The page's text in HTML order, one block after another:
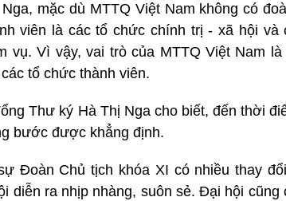
mặc dù MTTQ Việt Nam không có
viên là các tổ chức chính trị - xã hội và
vụ. Vì vậy, vai trò của MTTQ Việt Nam
tổ chức thành viên.
Thư ký Hà Thị Nga cho biết, đến thời
bước được khẳng định.
Đoàn Chủ tịch khóa XI có nhiều thay
diễn ra nhịp nhàng, suôn sẻ. Đại hội